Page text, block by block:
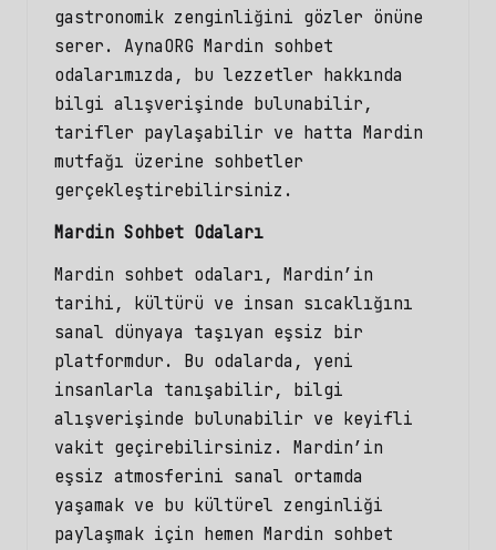
gastronomik zenginliğini gözler önüne
serer. AynaORG Mardin sohbet
odalarımızda, bu lezzetler hakkında
bilgi alışverişinde bulunabilir,
tarifler paylaşabilir ve hatta Mardin
mutfağı üzerine sohbetler
gerçekleştirebilirsiniz.
Mardin Sohbet Odaları
Mardin sohbet odaları, Mardin’in
tarihi, kültürü ve insan sıcaklığını
sanal dünyaya taşıyan eşsiz bir
platformdur. Bu odalarda, yeni
insanlarla tanışabilir, bilgi
alışverişinde bulunabilir ve keyifli
vakit geçirebilirsiniz. Mardin’in
eşsiz atmosferini sanal ortamda
yaşamak ve bu kültürel zenginliği
paylaşmak için hemen Mardin sohbet